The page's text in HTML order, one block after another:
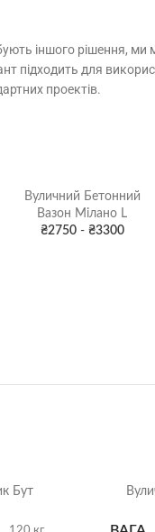
іншого рішення,
підходить для
проектів.
Вуличний Бетонний
Вазон Мілано L
₴2750 - ₴3300
Бут